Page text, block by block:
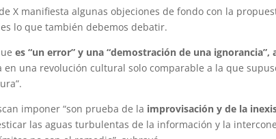
X manifiesta algunas objeciones de fondo con la
lo que también debemos debatir.
es “un error” y una “demostración de una
en una revolución cultural solo comparable a la que
imponer “son prueba de la improvisación y de la
las aguas turbulentas de la información y la